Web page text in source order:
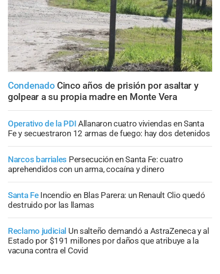
Condenado Cinco años de prisión por asaltar y
golpear a su propia madre en Monte Vera
Operativo de la PDI Allanaron cuatro viviendas en Santa
Fe y secuestraron 12 armas de fuego: hay dos detenidos
Narcos barriales Persecución en Santa Fe: cuatro
aprehendidos con un arma, cocaína y dinero
Santa Fe Incendio en Blas Parera: un Renault Clio quedó
destruido por las llamas
Reclamo judicial Un salteño demandó a AstraZeneca y al
Estado por $191 millones por daños que atribuye a la
vacuna contra el Covid